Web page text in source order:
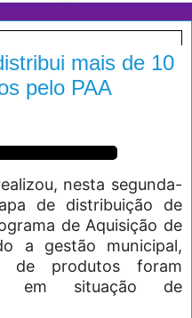
mais de 10
pelo PAA
nesta segunda-
de distribuição de
de Aquisição de
a gestão municipal,
de produtos foram
em situação de